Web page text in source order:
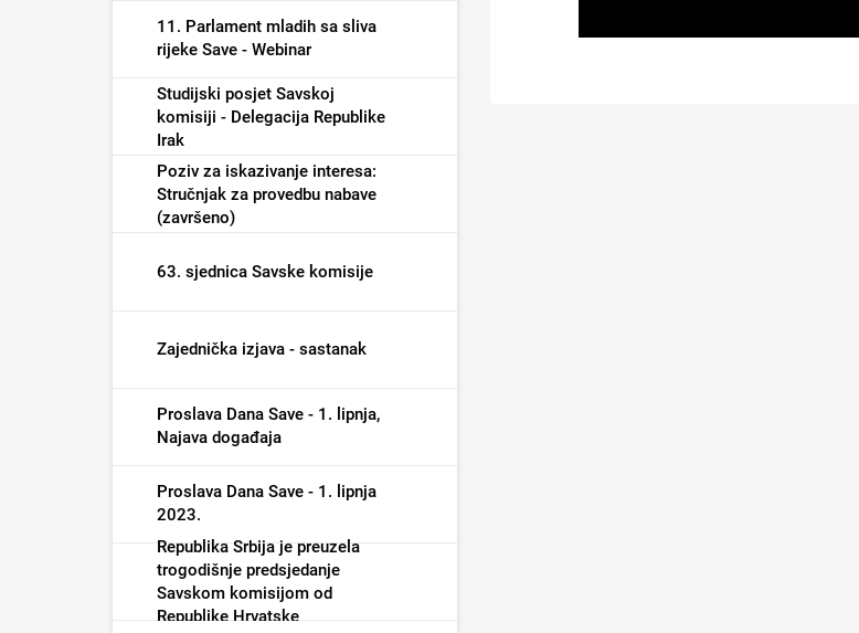
11. Parlament mladih sa sliva
rijeke Save - Webinar
Studijski posjet Savskoj
komisiji - Delegacija Republike
Irak
Poziv za iskazivanje interesa:
Stručnjak za provedbu nabave
(završeno)
63. sjednica Savske komisije
Zajednička izjava - sastanak
Proslava Dana Save - 1. lipnja,
Najava događaja
Proslava Dana Save - 1. lipnja
2023.
Republika Srbija je preuzela
trogodišnje predsjedanje
Savskom komisijom od
Republike Hrvatske